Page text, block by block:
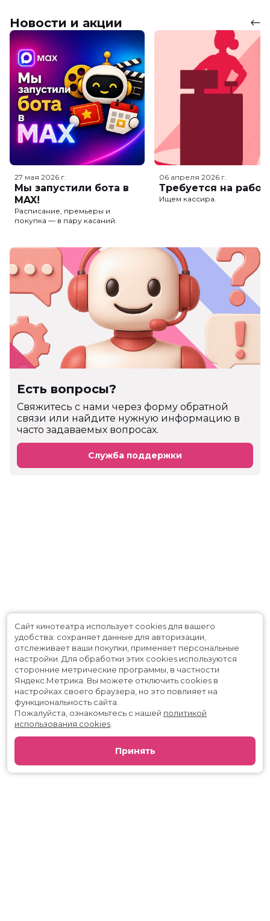
Новости и акции
27 мая 2026 г.
Мы запустили бота в
MAX!
Расписание, премьеры и
покупка — в пару касаний.
06 апреля 2026 г.
Требуется на
Ищем кассира.
Есть вопросы?
Cвяжитесь с нами через форму обратной
связи или найдите нужную информацию в
часто задаваемых вопросах.
Служба поддержки
Сайт кинотеатра использует cookies для вашего
удобства: сохраняет данные для авторизации,
отслеживает ваши покупки, применяет персональные
настройки. Для обработки этих cookies используются
сторонние метрические программы, в частности
Яндекс.Метрика. Вы можете отключить cookies в
настройках своего браузера, но это повлияет на
функциональность сайта.
Пожалуйста, ознакомьтесь с нашей политикой
использования cookies
Принять